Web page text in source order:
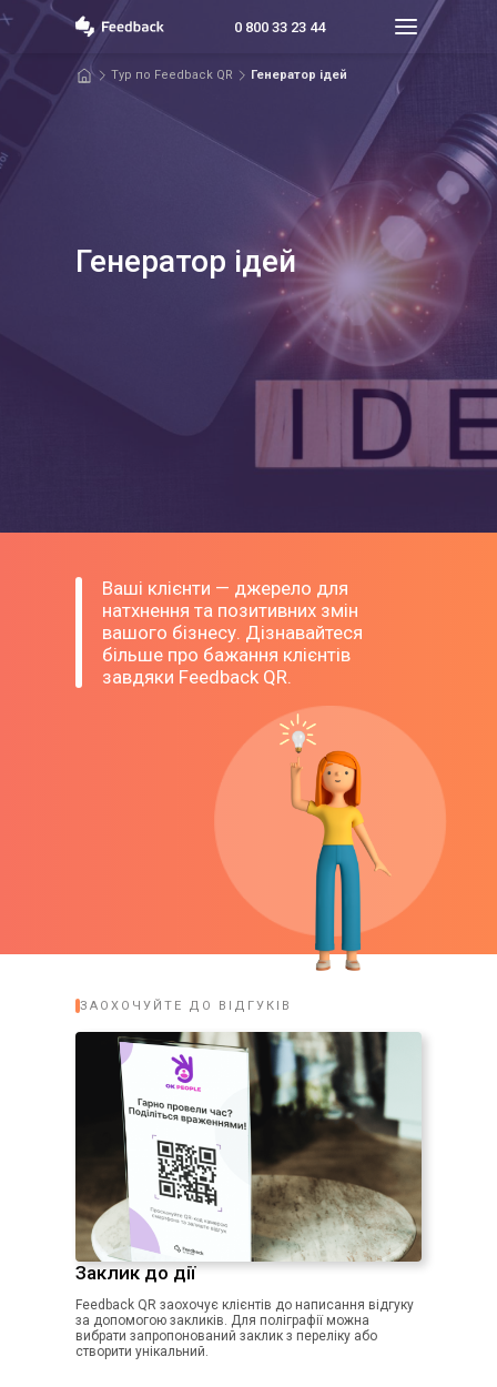
0 800 33 23 44
Тур по Feedback QR Генератор ідей
Генератор ідей
Ваші клієнти — джерело для
натхнення та позитивних змін
вашого бізнесу. Дізнавайтеся
більше про бажання клієнтів
завдяки Feedback QR.
ЗАОХОЧУЙТЕ ДО ВІДГУКІВ
Заклик до дії
Feedback QR заохочує клієнтів до написання відгуку
за допомогою закликів. Для поліграфії можна
вибрати запропонований заклик з переліку або
створити унікальний.